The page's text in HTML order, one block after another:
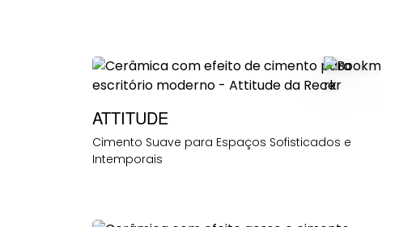
ATTITUDE
Cimento Suave para Espaços Sofisticados e
Intemporais